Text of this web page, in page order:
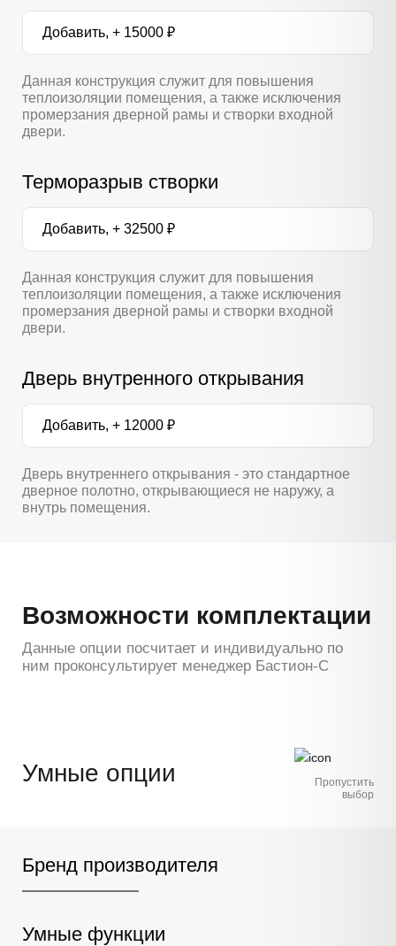
Добавить, + 15000 ₽
Данная конструкция служит для повышения
теплоизоляции помещения, а также исключения
промерзания дверной рамы и створки входной
двери.
Терморазрыв створки
Добавить, + 32500 ₽
Данная конструкция служит для повышения
теплоизоляции помещения, а также исключения
промерзания дверной рамы и створки входной
двери.
Дверь внутренного открывания
Добавить, + 12000 ₽
Дверь внутреннего открывания - это стандартное
дверное полотно, открывающиеся не наружу, а
внутрь помещения.
Возможности комплектации
Данные опции посчитает и индивидуально по
ним проконсультирует менеджер Бастион-С
Умные опции
Пропустить
выбор
Бренд производителя
Умные функции